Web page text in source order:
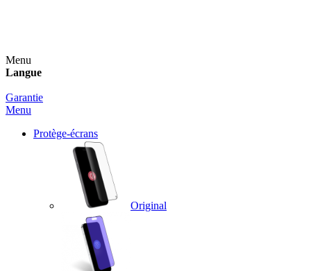
Menu
Langue
Garantie
Menu
Protège-écrans
Original